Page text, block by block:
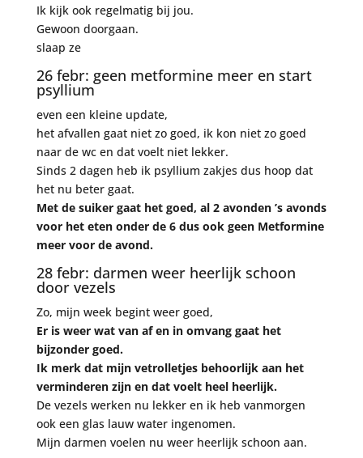
Ik kijk ook regelmatig bij jou.
Gewoon doorgaan.
slaap ze
26 febr: geen metformine meer en start
psyllium
even een kleine update,
het afvallen gaat niet zo goed, ik kon niet zo goed
naar de wc en dat voelt niet lekker.
Sinds 2 dagen heb ik psyllium zakjes dus hoop dat
het nu beter gaat.
Met de suiker gaat het goed, al 2 avonden ’s avonds
voor het eten onder de 6 dus ook geen Metformine
meer voor de avond.
28 febr: darmen weer heerlijk schoon
door vezels
Zo, mijn week begint weer goed,
Er is weer wat van af en in omvang gaat het
bijzonder goed.
Ik merk dat mijn vetrolletjes behoorlijk aan het
verminderen zijn en dat voelt heel heerlijk.
De vezels werken nu lekker en ik heb vanmorgen
ook een glas lauw water ingenomen.
Mijn darmen voelen nu weer heerlijk schoon aan.